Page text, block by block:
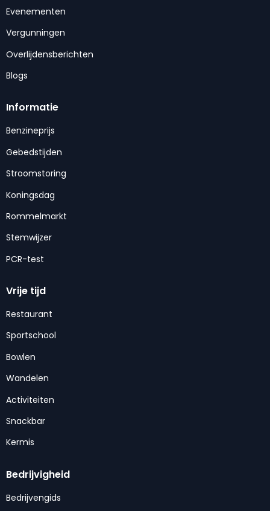
Evenementen
Vergunningen
Overlijdensberichten
Blogs
Informatie
Benzineprijs
Gebedstijden
Stroomstoring
Koningsdag
Rommelmarkt
Stemwijzer
PCR-test
Vrije tijd
Restaurant
Sportschool
Bowlen
Wandelen
Activiteiten
Snackbar
Kermis
Bedrijvigheid
Bedrijvengids